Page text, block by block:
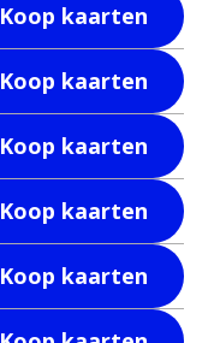
Koop kaarten
Koop kaarten
Koop kaarten
Koop kaarten
Koop kaarten